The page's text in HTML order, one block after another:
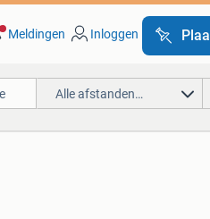
Meldingen Inloggen
Alle afstanden…